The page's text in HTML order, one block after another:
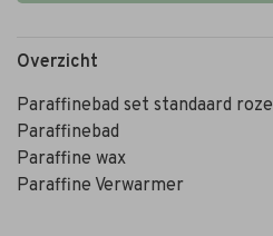
Overzicht
Paraffinebad set standaard roze
Paraffinebad
Paraffine wax
Paraffine Verwarmer